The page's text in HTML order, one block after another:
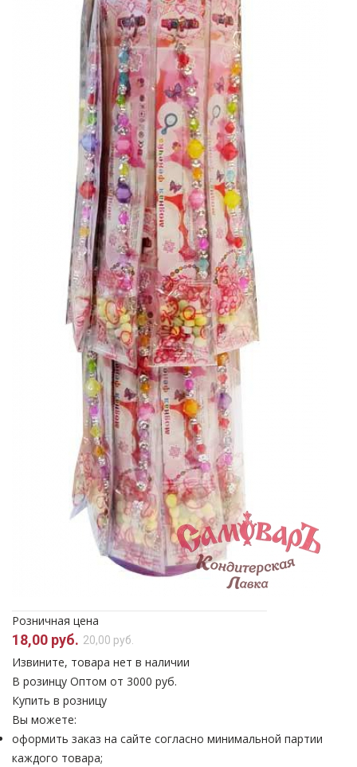
Розничная цена
18,00 руб. 20,00 руб.
Извините, товара нет в наличии
В розинцу Оптом от 3000 руб.
Купить в розницу
Вы можете:
оформить заказ на сайте согласно минимальной партии
каждого товара;